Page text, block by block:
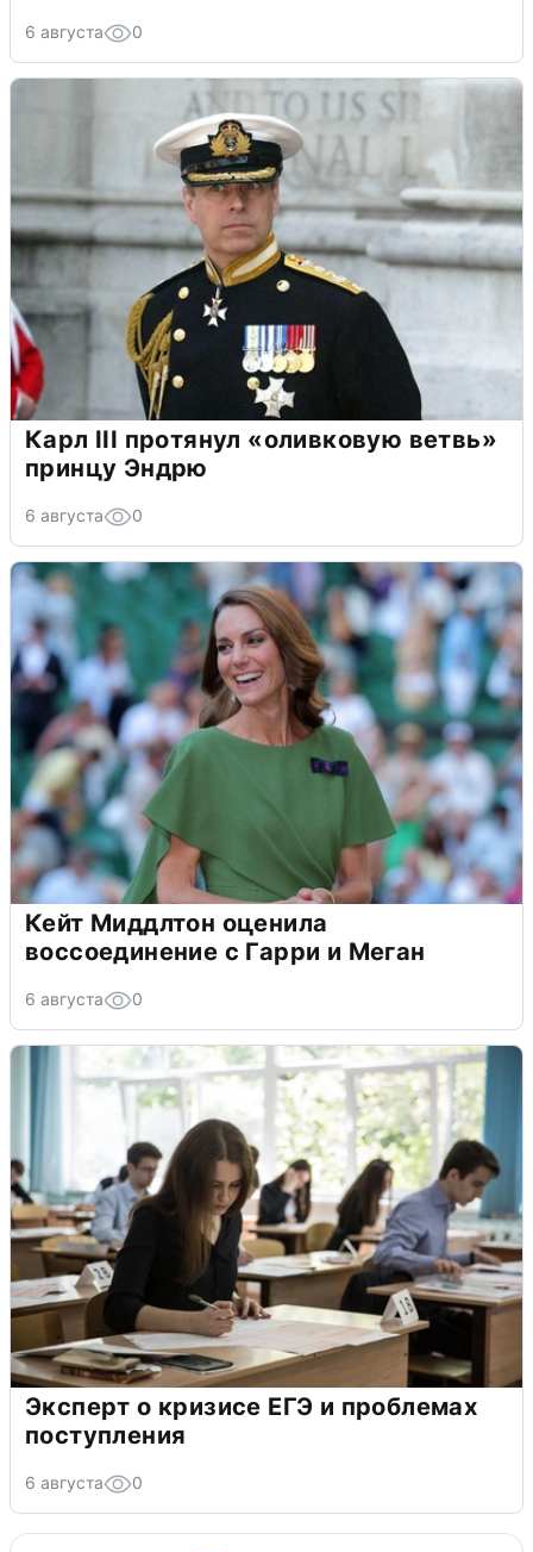
6 августа 0
Карл III протянул «оливковую ветвь»
принцу Эндрю
6 августа 0
Кейт Миддлтон оценила
воссоединение с Гарри и Меган
6 августа 0
Эксперт о кризисе ЕГЭ и проблемах
поступления
6 августа 0